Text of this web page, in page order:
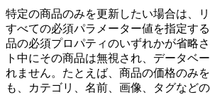
特定の商品のみを更新したい場合は、
すべての必須パラメーター値を指定す
品の必須プロパティのいずれかが省略
ト中にその商品は無視され、データベ
れません。たとえば、商品の価格のみ
も、カテゴリ、名前、画像、タグなど